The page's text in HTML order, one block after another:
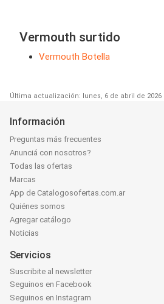
Vermouth surtido
Vermouth Botella
Última actualización: lunes, 6 de abril de 2026
Información
Preguntas más frecuentes
Anunciá con nosotros?
Todas las ofertas
Marcas
App de Catalogosofertas.com.ar
Quiénes somos
Agregar catálogo
Noticias
Servicios
Suscribite al newsletter
Seguinos en Facebook
Seguinos en Instagram